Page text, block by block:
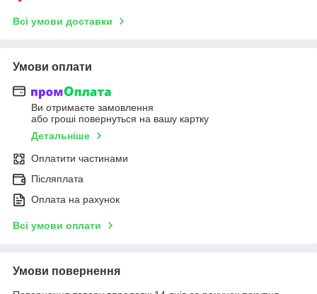
Всі умови доставки
Умови оплати
Ви отримаєте замовлення
або гроші повернуться на вашу картку
Детальніше
Оплатити частинами
Післяплата
Оплата на рахунок
Всі умови оплати
Умови повернення